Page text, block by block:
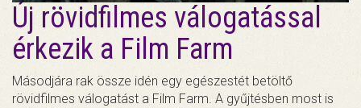
Új rövidfilmes válogatással
érkezik a Film Farm
Másodjára rak össze idén egy egészestét betöltő
rövidfilmes válogatást a Film Farm. A gyűjtésben most is